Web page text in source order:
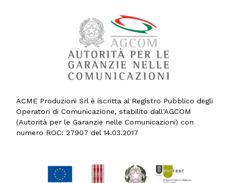
ACME Produzioni Srl è iscritta al Registro Pubblico degli
Operatori di Comunicazione, stabilito dall’AGCOM
(Autorità per le Garanzie nelle Comunicazioni) con
numero ROC: 27907 del 14.03.2017